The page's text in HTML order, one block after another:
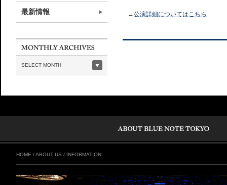
最新情報
SELECT MONTH
→公演詳細についてはこちら
HOME /ABOUT US / INFORMATION